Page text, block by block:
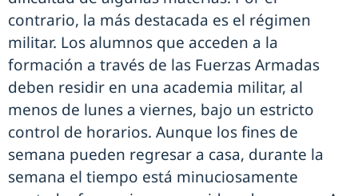
contrario, la más destacada es el régimen
militar. Los alumnos que acceden a la
formación a través de las Fuerzas Armadas
deben residir en una academia militar, al
menos de lunes a viernes, bajo un estricto
control de horarios. Aunque los fines de
semana pueden regresar a casa, durante la
semana el tiempo está minuciosamente